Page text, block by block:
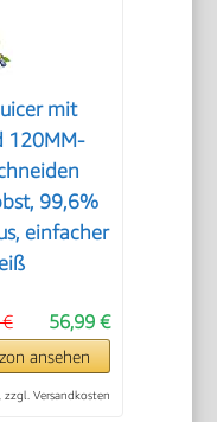
mit
120MM-
99,6%
einfacher
56,99 €
ansehen
zzgl. Versandkosten